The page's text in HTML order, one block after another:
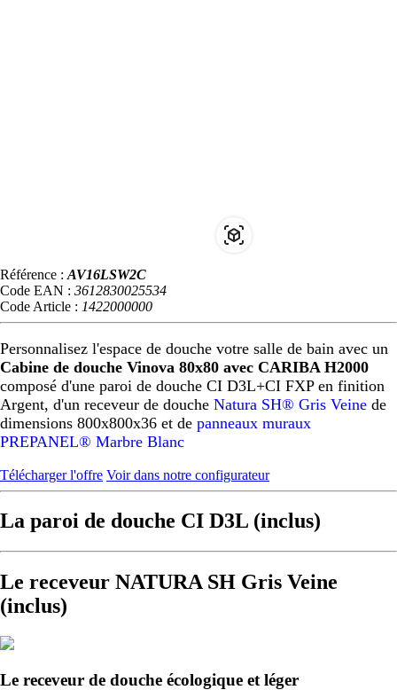
Référence : AV16LSW2C
Code EAN : 3612830025534
Code Article : 1422000000
Personnalisez l'espace de douche votre salle de bain avec un
Cabine de douche Vinova 80x80 avec CARIBA H2000
composé d'une paroi de douche CI D3L+CI FXP en finition
Argent, d'un receveur de douche Natura SH® Gris Veine de
dimensions 800x800x36 et de panneaux muraux
PREPANEL® Marbre Blanc
Télécharger l'offre Voir dans notre configurateur
La paroi de douche CI D3L (inclus)
Le receveur NATURA SH Gris Veine
(inclus)
Le receveur de douche écologique et léger